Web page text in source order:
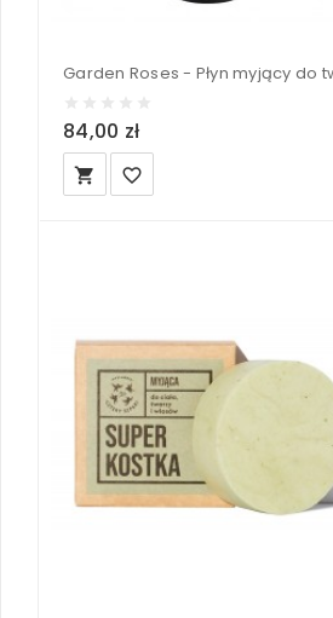
84,00 zł
local_grocery_store favorite_border